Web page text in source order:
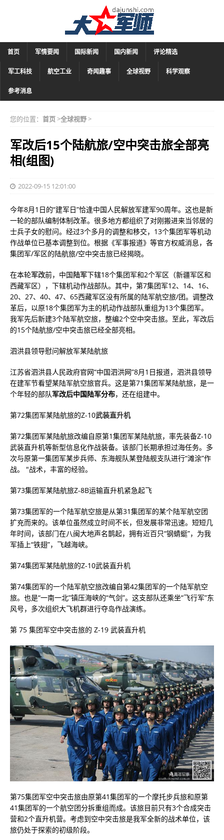
首页 军情要闻 国际新闻 国内新闻 评论精选
军工科技 航空工业 奇闻趣事 全球视野 科学观察
参考消息
您的位置： 首页>全球视野>
军改后15个陆航旅/空中突击旅全部亮
相(组图)
2022-09-15 12:01:00
今年8月1日的“建军日”恰逢中国人民解放军建军90周年。这也是新
一轮的部队编制体制改革。很多地方都组织了对刚搬进来当邻居的
士兵子女的慰问。经过3个多月的调整和移交，13个集团军等机动
作战单位已基本调整到位。根据《军事报道》等官方权威消息，各
集团军/军区的陆航旅/空中突击旅已经揭晓。
在本轮军改前，中国陆军下辖18个集团军和2个军区（新疆军区和
西藏军区），下辖机动作战部队。其中，第7集团军12、14、16、
20、27、40、47、65西藏军区没有所属的陆军航空旅/团。调整改
革后，以原18个集团军为主的机动作战部队重组为13个集团军。
我军先后新建3个陆军航空旅，整编2个空中突击旅。至此，军改后
的15个陆航旅/空中突击旅已经全部亮相。
泗洪县领导慰问解放军某陆航旅
江苏省泗洪县人民政府官网“中国泗洪网”8月1日报道，泗洪县领导
在建军节看望某陆军航空旅官兵。这是第71集团军某陆航旅，是一
个年轻的部队军改后中国陆军分布，还在组建中。
第72集团军某陆航旅的Z-10武装直升机
第72集团军某陆航旅改编自原第1集团军某陆航旅，率先装备Z-10
武装直升机等新型信息化作战装备。该部门长期承担过海任务。多
次与原第一集团军某步兵师、东海舰队某登陆舰支队进行“滩涂”作
战。 "战术，丰富的经验。
第73集团军某陆航旅Z-8B运输直升机紧急起飞
第73集团军的一个陆军航空旅是从第31集团军的某个陆军航空团
扩充而来的。该单位虽然成立时间不长，但发展非常迅速。短短几
年时间，该部门在八闽大地声名鹊起，拥有近百只“钢蜻蜓”，为我
军插上“铁翅”，飞越海峡。
第74集团军某陆航旅的Z-10武装直升机
第74集团军的一个陆军航空旅改编自第42集团军的一个陆军航空
旅。也是“一南一北”镇压海峡的“气剑”。这支部队还乘坐“飞行军”东
风号，多次组织大飞机群进行夺岛作战演练。
第 75 集团军空中突击旅的 Z-19 武装直升机
第75集团军空中突击旅由原第41集团军的一个摩托步兵旅和原第
41集团军的一个航空团分拆重组而成。该旅目前只有3个合成突击
营和2个直升机营。考虑到空中突击旅是我军全新的战术单位，该
旅仍处于探索的初级阶段。